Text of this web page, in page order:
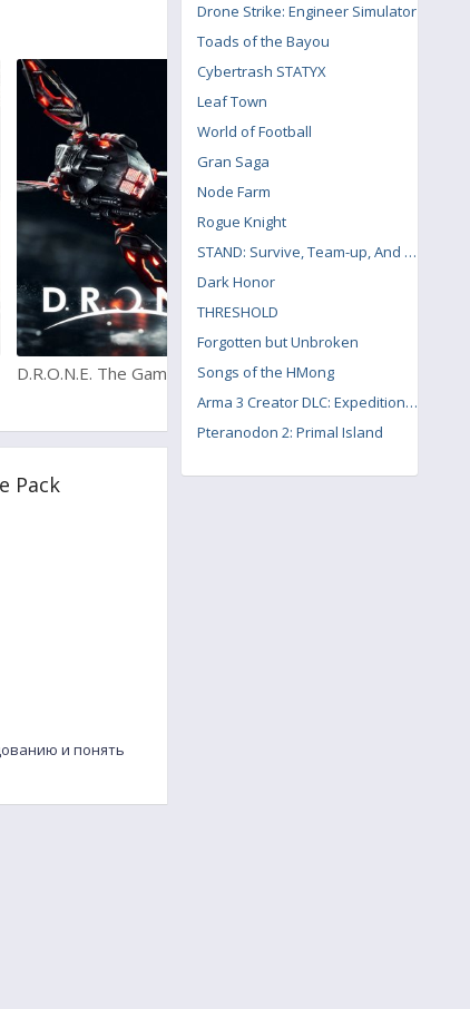
D.R.O.N.E. The Game The Sinking City
Pack
и понять
Drone Strike: Engineer Simulator
Toads of the Bayou
Cybertrash STATYX
Leaf Town
World of Football
Gran Saga
Node Farm
Rogue Knight
STAND: Survive, Team-up, And Never Die
Dark Honor
THRESHOLD
Forgotten but Unbroken
Songs of the HMong
Arma 3 Creator DLC: Expeditionary Forces
Pteranodon 2: Primal Island